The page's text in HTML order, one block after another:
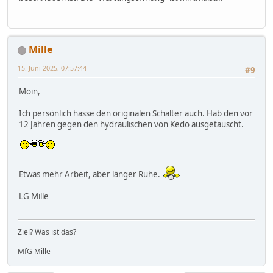
Mille
#9
15. Juni 2025, 07:57:44
Moin,
Ich persönlich hasse den originalen Schalter auch. Hab den vor
12 Jahren gegen den hydraulischen von Kedo ausgetauscht.
Etwas mehr Arbeit, aber länger Ruhe.
LG Mille
Ziel? Was ist das?
MfG Mille